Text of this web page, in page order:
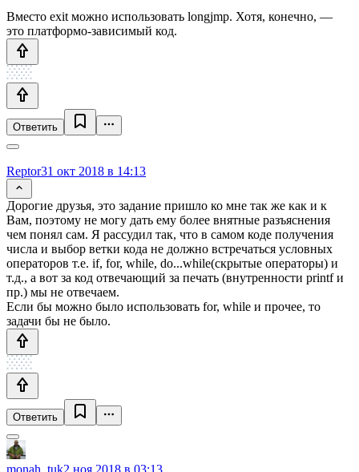
Вместо exit можно использовать longjmp. Хотя, конечно, —
это платформо-зависимый код.
Ответить
Reptor31 окт 2018 в 14:13
Дорогие друзья, это задание пришло ко мне так же как и к
Вам, поэтому не могу дать ему более внятные разъяснения
чем понял сам. Я рассудил так, что в самом коде получения
числа и выбор ветки кода не должно встречаться условных
операторов т.е. if, for, while, do...while(скрытые операторы) и
т.д., а вот за код отвечающий за печать (внутренности printf и
пр.) мы не отвечаем.
Если бы можно было использовать for, while и прочее, то
задачи бы не было.
Ответить
monah_tuk2 ноя 2018 в 03:13